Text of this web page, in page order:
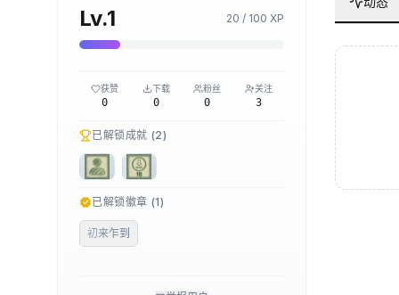
Lv.1 20 / 100 XP
获赞
0
下载
0
粉丝
0
关注
3
已解锁成就 (2)
已解锁徽章 (1)
初来乍到